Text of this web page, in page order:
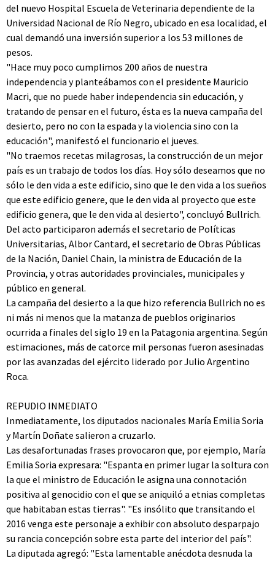
del nuevo Hospital Escuela de Veterinaria dependiente de la
Universidad Nacional de Río Negro, ubicado en esa localidad, el
cual demandó una inversión superior a los 53 millones de
pesos.
"Hace muy poco cumplimos 200 años de nuestra
independencia y planteábamos con el presidente Mauricio
Macri, que no puede haber independencia sin educación, y
tratando de pensar en el futuro, ésta es la nueva campaña del
desierto, pero no con la espada y la violencia sino con la
educación", manifestó el funcionario el jueves.
"No traemos recetas milagrosas, la construcción de un mejor
país es un trabajo de todos los días. Hoy sólo deseamos que no
sólo le den vida a este edificio, sino que le den vida a los sueños
que este edificio genere, que le den vida al proyecto que este
edificio genera, que le den vida al desierto", concluyó Bullrich.
Del acto participaron además el secretario de Políticas
Universitarias, Albor Cantard, el secretario de Obras Públicas
de la Nación, Daniel Chain, la ministra de Educación de la
Provincia, y otras autoridades provinciales, municipales y
público en general.
La campaña del desierto a la que hizo referencia Bullrich no es
ni más ni menos que la matanza de pueblos originarios
ocurrida a finales del siglo 19 en la Patagonia argentina. Según
estimaciones, más de catorce mil personas fueron asesinadas
por las avanzadas del ejército liderado por Julio Argentino
Roca.
REPUDIO INMEDIATO
Inmediatamente, los diputados nacionales María Emilia Soria
y Martín Doñate salieron a cruzarlo.
Las desafortunadas frases provocaron que, por ejemplo, María
Emilia Soria expresara: "Espanta en primer lugar la soltura con
la que el ministro de Educación le asigna una connotación
positiva al genocidio con el que se aniquiló a etnias completas
que habitaban estas tierras". "Es insólito que transitando el
2016 venga este personaje a exhibir con absoluto desparpajo
su rancia concepción sobre esta parte del interior del país".
La diputada agregó: "Esta lamentable anécdota desnuda la